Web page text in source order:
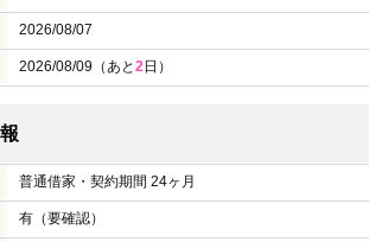
2026/08/07
2026/08/09（あと2日）
普通借家・契約期間 24ヶ月
有（要確認）